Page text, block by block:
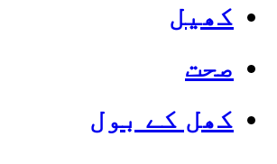
کھیل
صحت
کھل کے بول